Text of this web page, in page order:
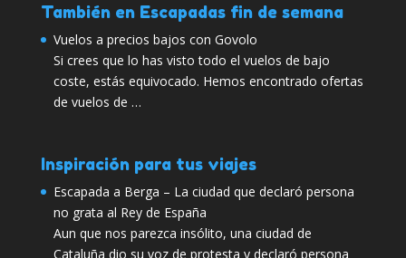
También en Escapadas fin de semana
Vuelos a precios bajos con Govolo
Si crees que lo has visto todo el vuelos de bajo
coste, estás equivocado. Hemos encontrado ofertas
de vuelos de …
Inspiración para tus viajes
Escapada a Berga – La ciudad que declaró persona
no grata al Rey de España
Aun que nos parezca insólito, una ciudad de
Cataluña dio su voz de protesta y declaró persona